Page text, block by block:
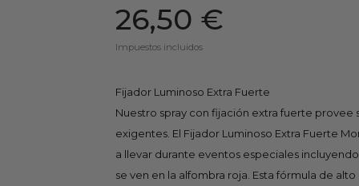
26,50 €
Impuestos incluidos
Fijador Luminoso Extra Fuerte
Nuestro spray con fijación extra fuerte
exigentes. El Fijador Luminoso Extra Fuerte
a llevar durante eventos especiales
se ven en la alfombra roja. Esta fórmula de